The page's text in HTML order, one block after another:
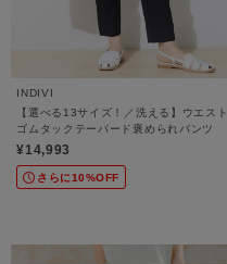
INDIVI
【選べる13サイズ！／洗える】ウエスト
ゴムタックテーパード褒められパンツ
¥14,993
さらに10%OFF